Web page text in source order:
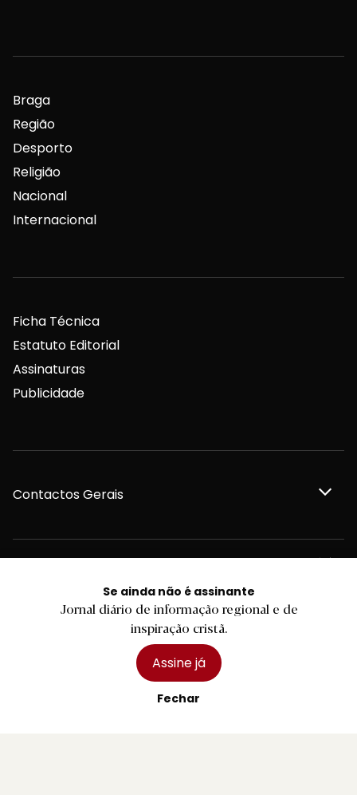
Se ainda não é assinante
Jornal diário de informação regional e de
inspiração cristã.
Assine já
Fechar
Braga
Região
Desporto
Religião
Nacional
Internacional
Ficha Técnica
Estatuto Editorial
Assinaturas
Publicidade
Contactos Gerais
Redação
Departamento Comercial